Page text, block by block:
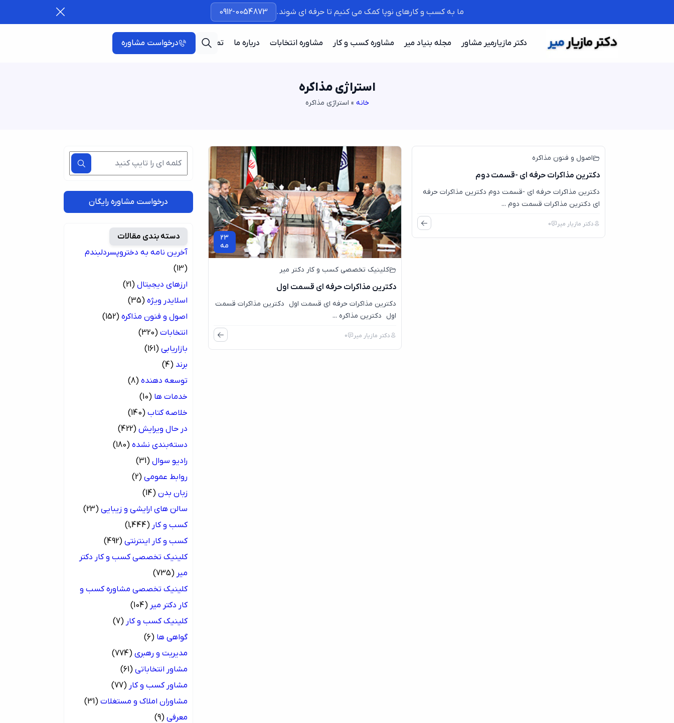
ما به کسب و کارهای نوپا کمک می کنیم تا حرفه ای شوند. 0912-0054873
دکتر مازیارمیر مشاور مجله بنیاد میر مشاوره کسب و کار مشاوره انتخابات درباره ما تماس با ما درخواست مشاوره
استراژی مذاکره
خانه » استراژی مذاکره
اصول و فنون مذاکره
دکترین مذاکرات حرفه ای -قسمت دوم
دکترین مذاکرات حرفه ای -قسمت دوم دکترین مذاکرات حرفه
ای دکترین مذاکرات قسمت دوم ...
دکتر مازیار میر 0
23
مه
کلینیک تخصصی کسب و کار دکتر میر
دکترین مذاکرات حرفه ای قسمت اول
دکترین مذاکرات حرفه ای قسمت اول دکترین مذاکرات قسمت
اول دکترین مذاکره ...
دکتر مازیار میر 0
درخواست مشاوره رایگان
دسته بندی مقالات
آخرین نامه به دختروپسردلبندم
(13)
ارزهای دیجیتال (21)
اسلایدر ویژه (35)
اصول و فنون مذاکره (152)
انتخابات (320)
بازاریابی (161)
برند (4)
توسعه دهنده (8)
خدمات ها (10)
خلاصه کتاب (140)
در حال ویرایش (422)
دسته‌بندی نشده (180)
رادیو سوال (31)
روابط عمومی (2)
زبان بدن (14)
سالن های ارایشی و زیبایی (23)
کسب و کار (1,444)
کسب و کار اینترنتی (492)
کلینیک تخصصی کسب و کار دکتر
میر (735)
کلینیک تخصصی مشاوره کسب و
کار دکتر میر (104)
کلینیک کسب و کار (7)
گواهی ها (6)
مدیریت و رهبری (774)
مشاور انتخاباتی (61)
مشاور کسب و کار (77)
مشاوران املاک و مستغلات (31)
معرفی (9)